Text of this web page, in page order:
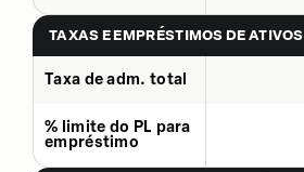
TAXAS E EMPRÉSTIMOS DE ATIVOS
Taxa de adm. total
% limite do PL para
empréstimo